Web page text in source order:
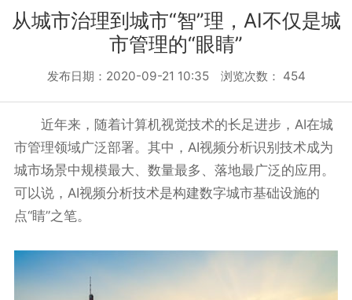
从城市治理到城市“智”理，AI不仅是城
市管理的“眼睛”
发布日期：2020-09-21 10:35 浏览次数： 454
近年来，随着计算机视觉技术的长足进步，AI在城
市管理领域广泛部署。其中，AI视频分析识别技术成为
城市场景中规模最大、数量最多、落地最广泛的应用。
可以说，AI视频分析技术是构建数字城市基础设施的
点“睛”之笔。